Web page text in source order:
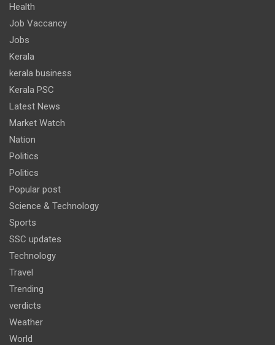
Health
Job Vaccancy
Jobs
Kerala
kerala business
Kerala PSC
Latest News
Market Watch
Nation
Politics
Politics
Popular post
Science & Technology
Sports
SSC updates
Technology
Travel
Trending
verdicts
Weather
World